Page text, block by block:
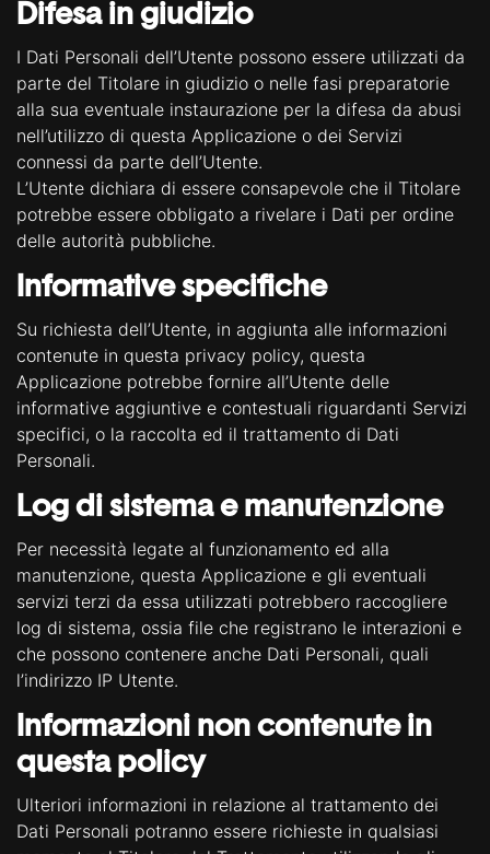
Difesa in giudizio
I Dati Personali dell’Utente possono essere utilizzati da
parte del Titolare in giudizio o nelle fasi preparatorie
alla sua eventuale instaurazione per la difesa da abusi
nell’utilizzo di questa Applicazione o dei Servizi
connessi da parte dell’Utente.
L’Utente dichiara di essere consapevole che il Titolare
potrebbe essere obbligato a rivelare i Dati per ordine
delle autorità pubbliche.
Informative specifiche
Su richiesta dell’Utente, in aggiunta alle informazioni
contenute in questa privacy policy, questa
Applicazione potrebbe fornire all’Utente delle
informative aggiuntive e contestuali riguardanti Servizi
specifici, o la raccolta ed il trattamento di Dati
Personali.
Log di sistema e manutenzione
Per necessità legate al funzionamento ed alla
manutenzione, questa Applicazione e gli eventuali
servizi terzi da essa utilizzati potrebbero raccogliere
log di sistema, ossia file che registrano le interazioni e
che possono contenere anche Dati Personali, quali
l’indirizzo IP Utente.
Informazioni non contenute in
questa policy
Ulteriori informazioni in relazione al trattamento dei
Dati Personali potranno essere richieste in qualsiasi